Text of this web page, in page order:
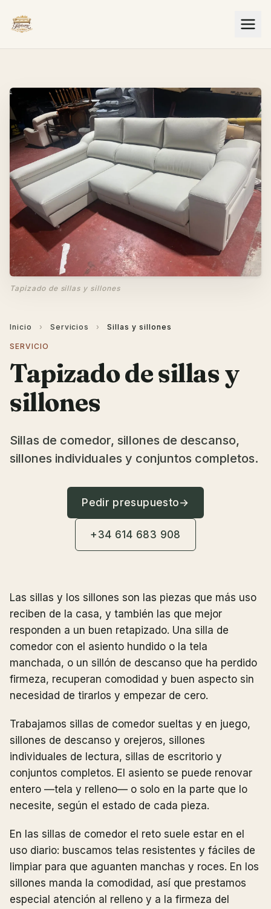
Inicio › Servicios › Sillas y sillones
SERVICIO
Tapizado de sillas y
sillones
Sillas de comedor, sillones de descanso,
sillones individuales y conjuntos completos.
Pedir presupuesto→
+34 614 683 908
Tapizado de sillas y sillones
Las sillas y los sillones son las piezas que más uso
reciben de la casa, y también las que mejor
responden a un buen retapizado. Una silla de
comedor con el asiento hundido o la tela
manchada, o un sillón de descanso que ha perdido
firmeza, recuperan comodidad y buen aspecto sin
necesidad de tirarlos y empezar de cero.
Trabajamos sillas de comedor sueltas y en juego,
sillones de descanso y orejeros, sillones
individuales de lectura, sillas de escritorio y
conjuntos completos. El asiento se puede renovar
entero —tela y relleno— o solo en la parte que lo
necesite, según el estado de cada pieza.
En las sillas de comedor el reto suele estar en el
uso diario: buscamos telas resistentes y fáciles de
limpiar para que aguanten manchas y roces. En los
sillones manda la comodidad, así que prestamos
especial atención al relleno y a la firmeza del